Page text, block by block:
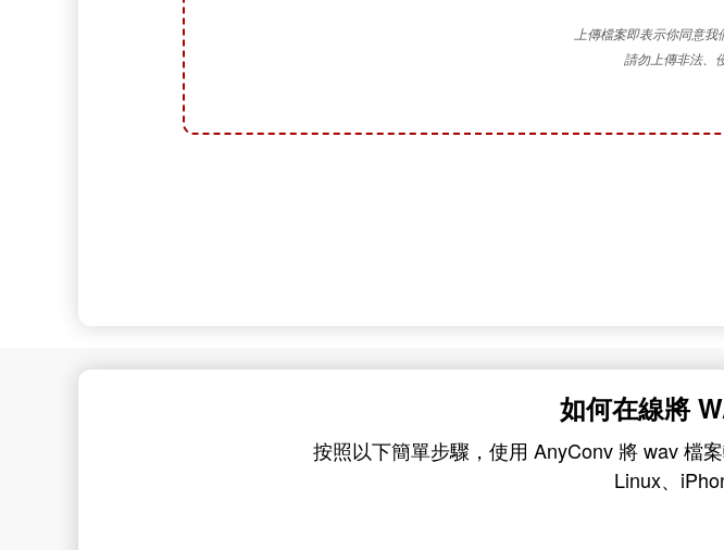
上傳檔案即表示你同意我
請勿上傳非法、
如何在線將
按照以下簡單步驟，使用 AnyConv 將 wav 檔
Linux、